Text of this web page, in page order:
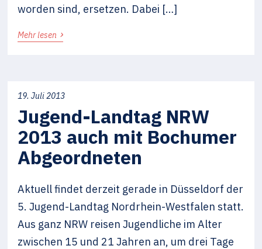
worden sind, ersetzen. Dabei […]
Mehr lesen ›
19. Juli 2013
Jugend-Landtag NRW
2013 auch mit Bochumer
Abgeordneten
Aktuell findet derzeit gerade in Düsseldorf der
5. Jugend-Landtag Nordrhein-Westfalen statt.
Aus ganz NRW reisen Jugendliche im Alter
zwischen 15 und 21 Jahren an, um drei Tage